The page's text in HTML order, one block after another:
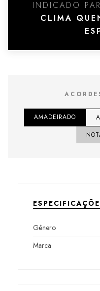
INDICADO
CLIMA
AMADEIRADO
Gênero
Marca